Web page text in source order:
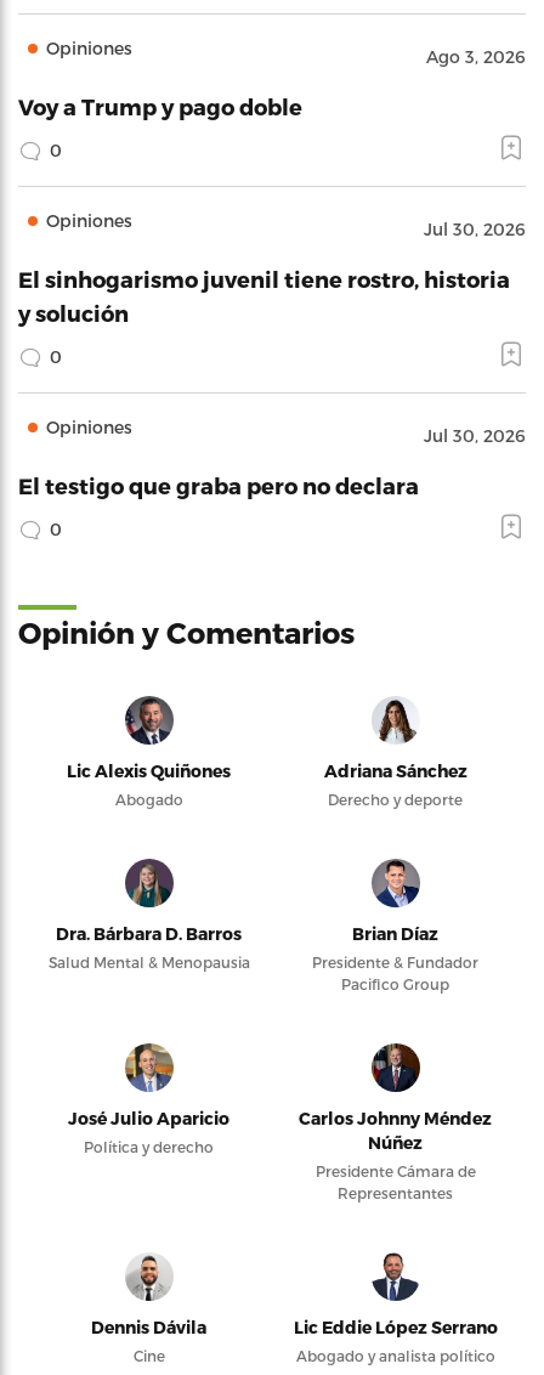
Opiniones Ago 3, 2026
Voy a Trump y pago doble
0
Opiniones Jul 30, 2026
El sinhogarismo juvenil tiene rostro, historia
y solución
0
Opiniones Jul 30, 2026
El testigo que graba pero no declara
0
Opinión y Comentarios
Lic Alexis Quiñones
Abogado
Adriana Sánchez
Derecho y deporte
Dra. Bárbara D. Barros
Salud Mental & Menopausia
Brian Díaz
Presidente & Fundador
Pacifico Group
José Julio Aparicio
Política y derecho
Carlos Johnny Méndez
Núñez
Presidente Cámara de
Representantes
Dennis Dávila
Cine
Lic Eddie López Serrano
Abogado y analista político